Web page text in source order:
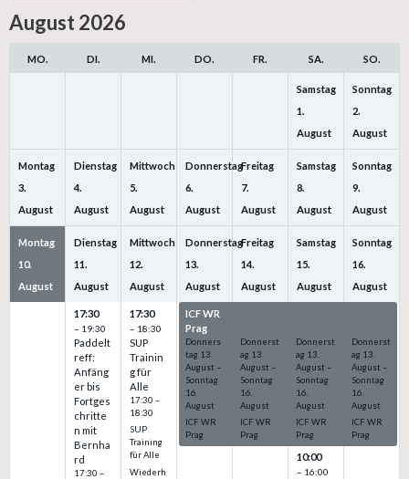
Monats
August 2026
MO. DI. MI. DO. FR. SA. SO.
Samstag
1.
August
Sonntag
2.
August
Montag
3.
August
Dienstag
4.
August
Mittwoch
5.
August
Donnerstag
6.
August
Freitag
7.
August
Samstag
8.
August
Sonntag
9.
August
Montag
10.
August
Dienstag
11.
August
17:30
– 19:30
Paddelt
reff:
Anfäng
er bis
Fortges
chritte
n mit
Bernha
rd
17:30 –
Mittwoch
12.
August
17:30
– 18:30
SUP
Trainin
g für
Alle
17:30 –
18:30
SUP
Training
für Alle
Wiederh
Donnerstag
13.
August
ICF WR
Prag
Donners
tag 13.
August–
Sonntag
16.
August
ICF WR
Prag
Freitag
14.
August
Donnerst
ag 13.
August–
Sonntag
16.
August
ICF WR
Prag
Samstag
15.
August
Donnerst
ag 13.
August–
Sonntag
16.
August
ICF WR
Prag
10:00
– 16:00
Sonntag
16.
August
Donnerst
ag 13.
August–
Sonntag
16.
August
ICF WR
Prag